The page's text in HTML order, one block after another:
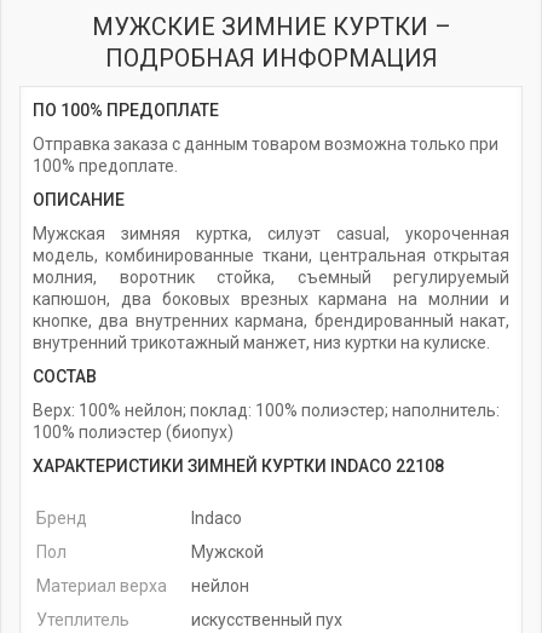
МУЖСКИЕ ЗИМНИЕ КУРТКИ –
ПОДРОБНАЯ ИНФОРМАЦИЯ
ПО 100% ПРЕДОПЛАТЕ
Отправка заказа с данным товаром возможна только при
100% предоплате.
ОПИСАНИЕ
Мужская зимняя куртка, силуэт casual, укороченная
модель, комбинированные ткани, центральная открытая
молния, воротник стойка, съемный регулируемый
капюшон, два боковых врезных кармана на молнии и
кнопке, два внутренних кармана, брендированный накат,
внутренний трикотажный манжет, низ куртки на кулиске.
СОСТАВ
Верх: 100% нейлон; поклад: 100% полиэстер; наполнитель:
100% полиэстер (биопух)
ХАРАКТЕРИСТИКИ ЗИМНЕЙ КУРТКИ INDACO 22108
Бренд
Indaco
Пол
Мужской
Материал верха
нейлон
Утеплитель
искусственный пух